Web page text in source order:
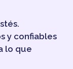
y confiables
lo que